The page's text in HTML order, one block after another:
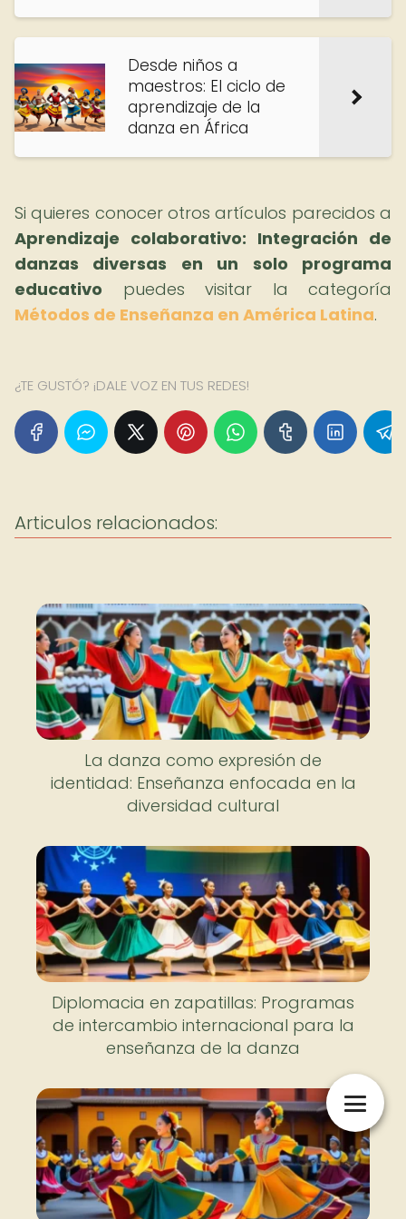
Desde niños a
maestros: El ciclo de
aprendizaje de la
danza en África
Si quieres conocer otros artículos parecidos a
Aprendizaje colaborativo: Integración de
danzas diversas en un solo programa
educativo puedes visitar la categoría
Métodos de Enseñanza en América Latina.
¿TE GUSTÓ? ¡DALE VOZ EN TUS REDES!
Articulos relacionados:
La danza como expresión de
identidad: Enseñanza enfocada en la
diversidad cultural
Diplomacia en zapatillas: Programas
de intercambio internacional para la
enseñanza de la danza